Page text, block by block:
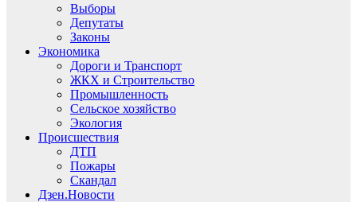
Выборы
Депутаты
Законы
Экономика
Дороги и Транспорт
ЖКХ и Строительство
Промышленность
Сельское хозяйство
Экология
Происшествия
ДТП
Пожары
Скандал
Дзен.Новости